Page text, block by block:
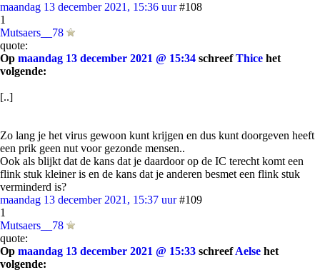
maandag 13 december 2021, 15:36 uur #108
1
Mutsaers__78
quote:
Op maandag 13 december 2021 @ 15:34 schreefThice het
volgende:
[..]
Zo lang je het virus gewoon kunt krijgen en dus kunt doorgeven heeft
een prik geen nut voor gezonde mensen..
Ook als blijkt dat de kans dat je daardoor op de IC terecht komt een
flink stuk kleiner is en de kans dat je anderen besmet een flink stuk
verminderd is?
maandag 13 december 2021, 15:37 uur #109
1
Mutsaers__78
quote:
Op maandag 13 december 2021 @ 15:33 schreefAelse het
volgende: